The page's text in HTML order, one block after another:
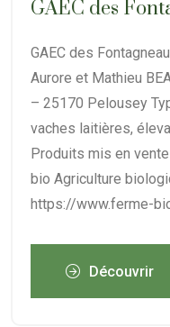
GAEC des
GAEC des
Aurore et Mathieu
– 25170 Pelousey
vaches laitières,
Produits mis en
bio Agriculture
https://www.ferme-
Découvrir